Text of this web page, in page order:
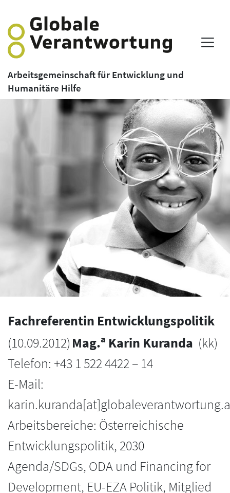
Arbeitsgemeinschaft für Entwicklung und
Humanitäre Hilfe
Fachreferentin Entwicklungspolitik
(10.09.2012) Mag.a Karin Kuranda (kk)
Telefon: +43 1 522 4422 – 14
E-Mail:
Arbeitsbereiche: Österreichische
Entwicklungspolitik, 2030
Agenda/SDGs, ODA und Financing for
Development, EU-EZA Politik, Mitglied